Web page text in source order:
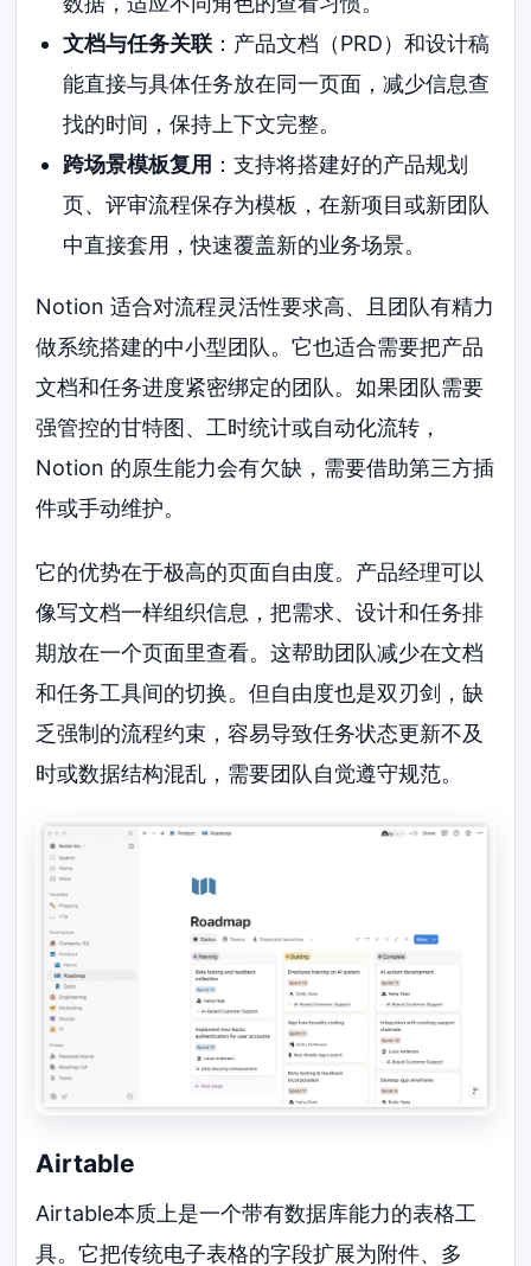
文档与任务关联：产品文档（PRD）和设计稿
能直接与具体任务放在同一页面，减少信息查
找的时间，保持上下文完整。
跨场景模板复用 ：支持将搭建好的产品规划
页、评审流程保存为模板，在新项目或新团队
中直接套用，快速覆盖新的业务场景。
Notion 适合对流程灵活性要求高、且团队有精力
做系统搭建的中小型团队。它也适合需要把产品
文档和任务进度紧密绑定的团队。如果团队需要
强管控的甘特图、工时统计或自动化流转，
Notion 的原生能力会有欠缺，需要借助第三方插
件或手动维护。
它的优势在于极高的页面自由度。产品经理可以
像写文档一样组织信息，把需求、设计和任务排
期放在一个页面里查看。这帮助团队减少在文档
和任务工具间的切换。但自由度也是双刃剑，缺
乏强制的流程约束，容易导致任务状态更新不及
时或数据结构混乱，需要团队自觉遵守规范。
Airtable
Airtable本质上是一个带有数据库能力的表格工
具。它把传统电子表格的字段扩展为附件、多